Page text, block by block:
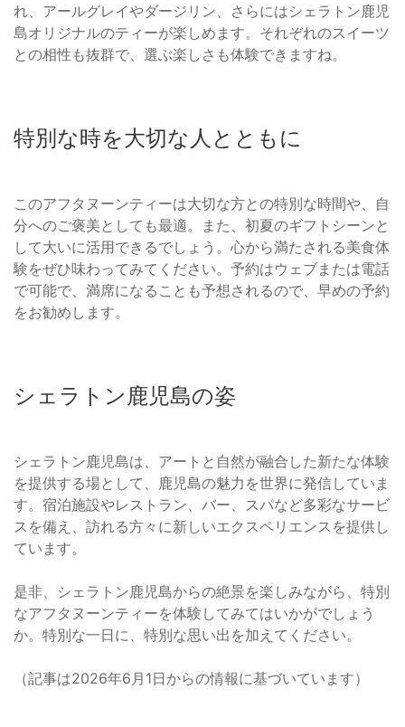
れ、アールグレイやダージリン、さらにはシェラトン鹿児
島オリジナルのティーが楽しめます。それぞれのスイーツ
との相性も抜群で、選ぶ楽しさも体験できますね。
特別な時を大切な人とともに
このアフタヌーンティーは大切な方との特別な時間や、自
分へのご褒美としても最適。また、初夏のギフトシーンと
して大いに活用できるでしょう。心から満たされる美食体
験をぜひ味わってみてください。予約はウェブまたは電話
で可能で、満席になることも予想されるので、早めの予約
をお勧めします。
シェラトン鹿児島の姿
シェラトン鹿児島は、アートと自然が融合した新たな体験
を提供する場として、鹿児島の魅力を世界に発信していま
す。宿泊施設やレストラン、バー、スパなど多彩なサービ
スを備え、訪れる方々に新しいエクスペリエンスを提供し
ています。
是非、シェラトン鹿児島からの絶景を楽しみながら、特別
なアフタヌーンティーを体験してみてはいかがでしょう
か。特別な一日に、特別な思い出を加えてください。
（記事は2026年6月1日からの情報に基づいています）